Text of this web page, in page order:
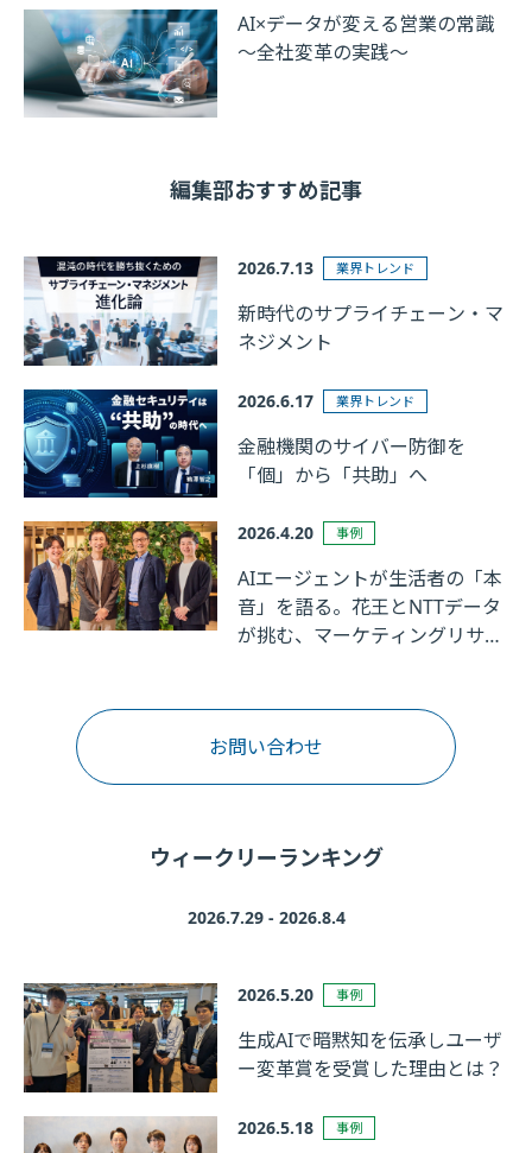
AI×データが変える営業の常識
～全社変革の実践～
編集部おすすめ記事
2026.7.13 業界トレンド
新時代のサプライチェーン・マ
ネジメント
2026.6.17 業界トレンド
金融機関のサイバー防御を
「個」から「共助」へ
2026.4.20 事例
AIエージェントが生活者の「本
音」を語る。花王とNTTデータ
が挑む、マーケティングリサー
ウィークリーランキング
2026.7.29 - 2026.8.4
2026.5.20 事例
生成AIで暗黙知を伝承しユーザ
ー変革賞を受賞した理由とは？
2026.5.18 事例
お問い合わせ